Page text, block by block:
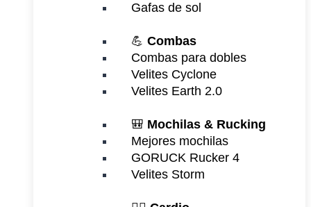
Gafas de sol
💪 Combas
Combas para dobles
Velites Cyclone
Velites Earth 2.0
🎒 Mochilas & Rucking
Mejores mochilas
GORUCK Rucker 4
Velites Storm